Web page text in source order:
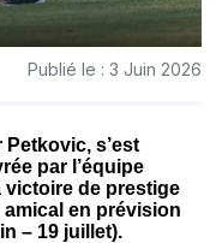
Publié le : 3 Juin 2026
s’est
par l’équipe
victoire de prestige
amical en prévision
– 19 juillet).